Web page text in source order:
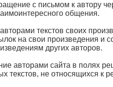
с письмом к автору
общения.
текстов своих
на свои произведения и
других авторов.
авторами сайта в полях
текстов, не относящихся к